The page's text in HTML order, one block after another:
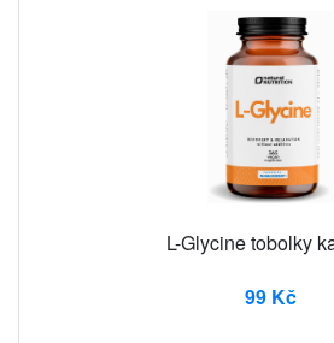
L-Glycine tobolky
99 Kč